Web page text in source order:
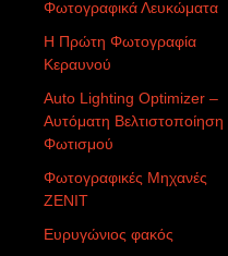
Φωτογραφικά Λευκώματα
Η Πρώτη Φωτογραφία
Κεραυνού
Auto Lighting Optimizer –
Αυτόματη Βελτιστοποίηση
Φωτισμού
Φωτογραφικές Μηχανές
ZENIT
Ευρυγώνιος φακός